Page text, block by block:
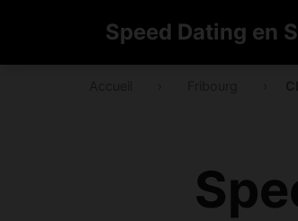
Speed Dating en